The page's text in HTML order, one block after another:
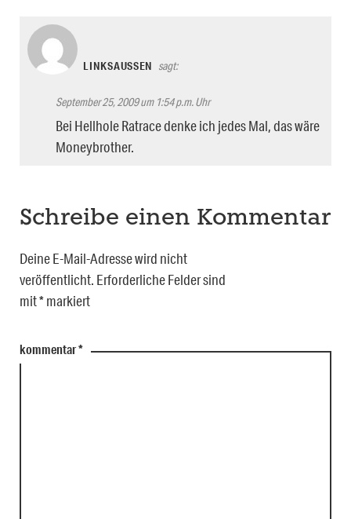
LINKSAUSSEN sagt:
September 25, 2009 um 1:54 p.m. Uhr
Bei Hellhole Ratrace denke ich jedes Mal, das wäre
Moneybrother.
Schreibe einen Kommentar
Deine E-Mail-Adresse wird nicht
veröffentlicht. Erforderliche Felder sind
mit*markiert
kommentar*